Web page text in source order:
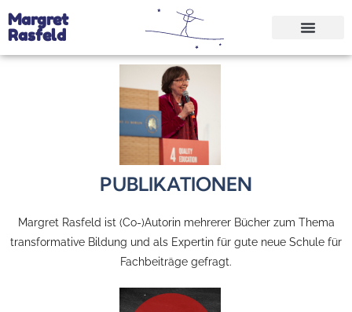
Margret
Rasfeld
PUBLIKATIONEN
Margret Rasfeld ist (Co-)Autorin mehrerer Bücher zum Thema
transformative Bildung und als Expertin für gute neue Schule für
Fachbeiträge gefragt.